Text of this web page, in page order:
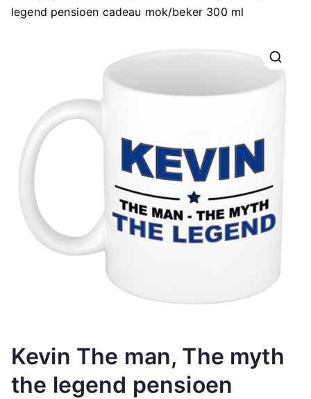
legend pensioen cadeau mok/beker 300 ml
Kevin The man, The myth
the legend pensioen